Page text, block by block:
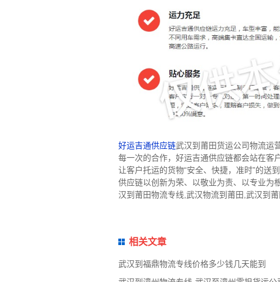
好运吉通供应链武汉到莆田货运公司物流运
每一次的合作，好运吉通供应链都会站在客
让客户托运的货物“安全、快捷，准时”的送
供应链以创新为荣、以敬业为责、以专业为
汉到莆田物流专线,武汉物流到莆田,武汉到莆
相关文章
武汉到福鼎物流专线价格多少钱几天能到